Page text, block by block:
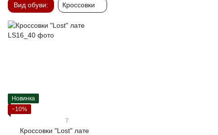
Вид обуви: Кроссовки
Новинка
−10%
7
Кроссовки "Lost" лате